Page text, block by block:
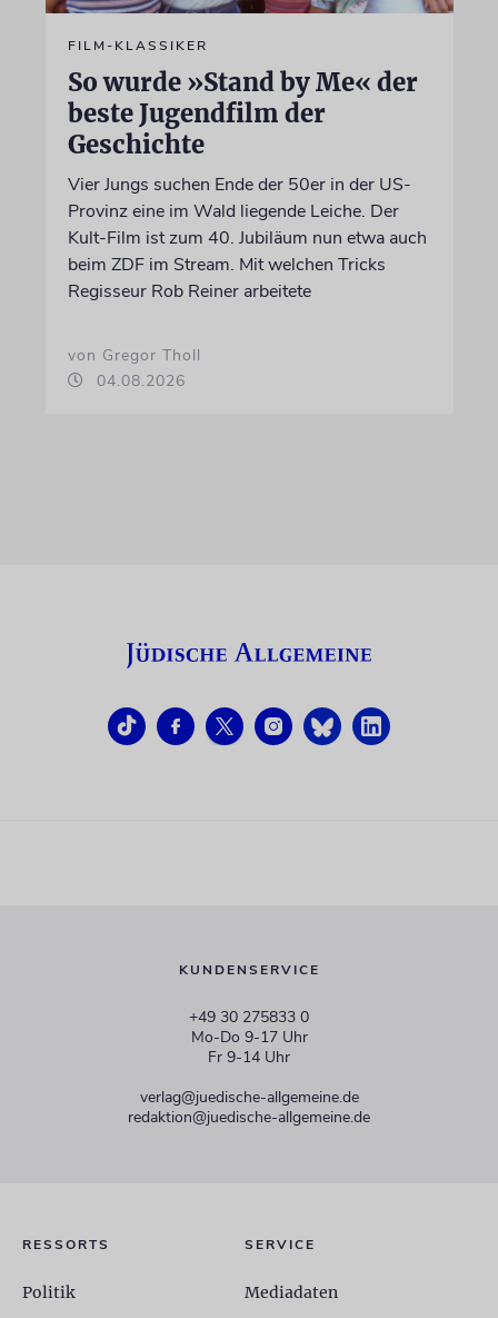
FILM-KLASSIKER
So wurde »Stand by Me« der
beste Jugendfilm der
Geschichte
Vier Jungs suchen Ende der 50er in der US-
Provinz eine im Wald liegende Leiche. Der
Kult-Film ist zum 40. Jubiläum nun etwa auch
beim ZDF im Stream. Mit welchen Tricks
Regisseur Rob Reiner arbeitete
von Gregor Tholl
04.08.2026
KUNDENSERVICE
+49 30 275833 0
Mo-Do 9-17 Uhr
Fr 9-14 Uhr
verlag@juedische-allgemeine.de
redaktion@juedische-allgemeine.de
RESSORTS
Politik
SERVICE
Mediadaten